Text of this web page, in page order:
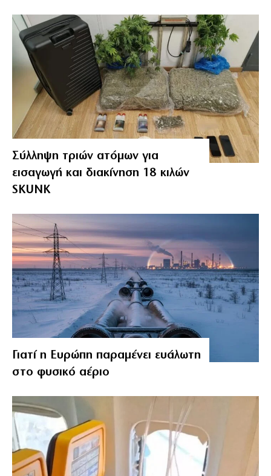
Σύλληψη τριών ατόμων για
εισαγωγή και διακίνηση 18 κιλών
SKUNK
Γιατί η Ευρώπη παραμένει ευάλωτη
στο φυσικό αέριο